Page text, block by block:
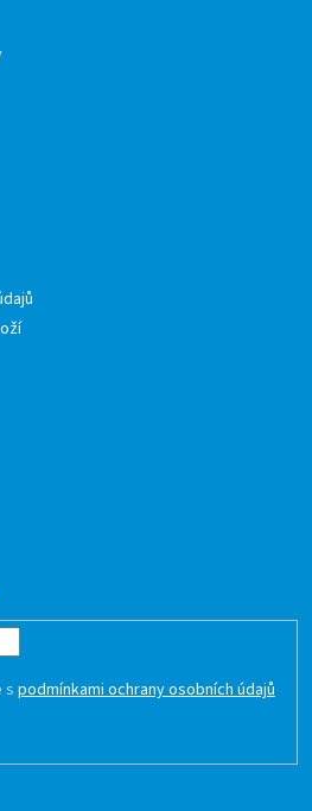
s podmínkami ochrany osobních údajů